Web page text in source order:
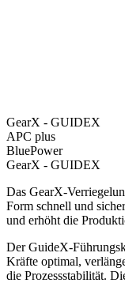
GearX - GUIDEX
APC plus
BluePower
GearX - GUIDEX
Das GearX-
Form schnell und
und erhöht die
Der GuideX-
Kräfte optimal,
die Prozessstabilität.